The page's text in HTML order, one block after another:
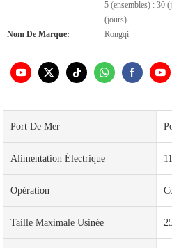
5 (ensembles) : 30
(jours)
Nom De Marque:
Rongqi
Port De Mer
Alimentation Électrique
Opération
Taille Maximale Usinée